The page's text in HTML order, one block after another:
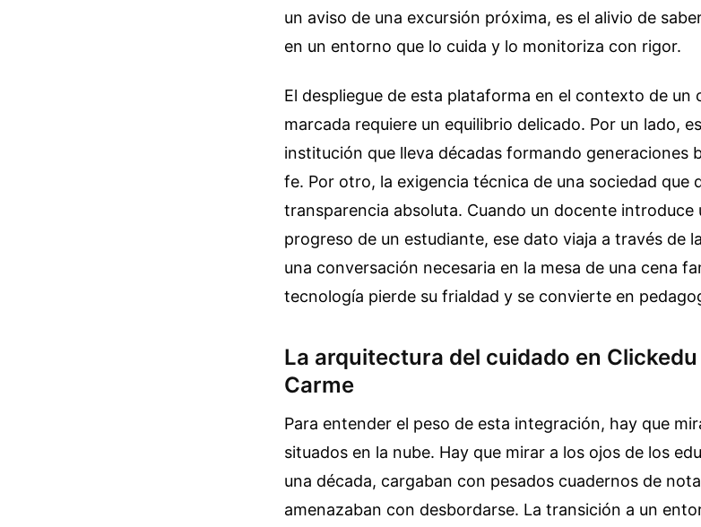
un aviso de una excursión próxima, es el alivio de
en un entorno que lo cuida y lo monitoriza con rigor.
El despliegue de esta plataforma en el contexto de
marcada requiere un equilibrio delicado. Por un lado,
institución que lleva décadas formando generaciones
fe. Por otro, la exigencia técnica de una sociedad que
transparencia absoluta. Cuando un docente introduce
progreso de un estudiante, ese dato viaja a través de
una conversación necesaria en la mesa de una cena
tecnología pierde su frialdad y se convierte en
La arquitectura del cuidado en Clickedu
Carme
Para entender el peso de esta integración, hay que
situados en la nube. Hay que mirar a los ojos de los
una década, cargaban con pesados cuadernos de
amenazaban con desbordarse. La transición a un